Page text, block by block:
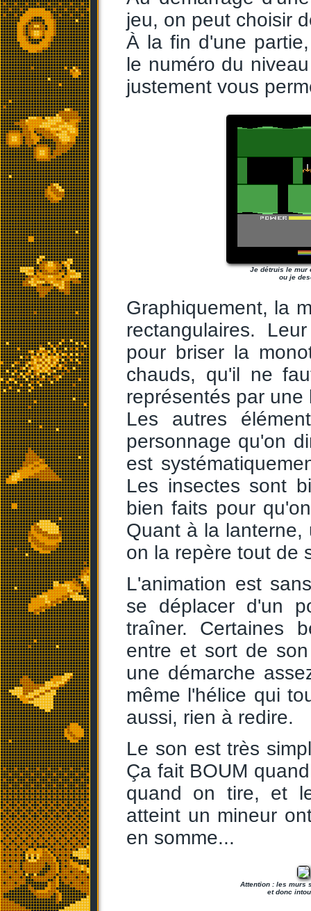
jeu, on peut choisir
À la fin d'une
le numéro du
justement vous
Je détruis le mur
ou je
Graphiquement, la
rectangulaires.
pour briser la
chauds, qu'il ne
représentés par
Les autres
personnage qu'on
est
Les insectes sont
bien faits pour
Quant à la
on la repère tout de
L'animation est
se déplacer d'un
traîner. Certaines
entre et sort de
une démarche
même l'hélice qui
aussi, rien à redire.
Le son est très
Ça fait BOUM
quand on tire, et
atteint un mineur
en somme...
Attention : les murs
et donc